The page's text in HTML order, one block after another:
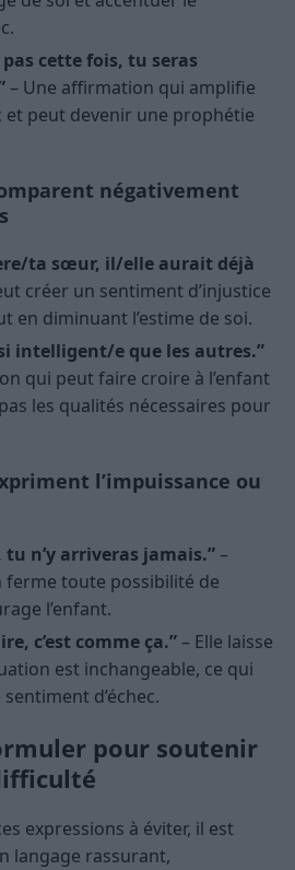
cette fois, tu seras
– Une affirmation qui amplifie
et peut devenir une prophétie
négativement
ta sœur, il/elle aurait déjà
créer un sentiment d’injustice
en diminuant l’estime de soi.
intelligent/e que les autres.”
qui peut faire croire à l’enfant
les qualités nécessaires pour
l’impuissance ou
n’y arriveras jamais.” –
ferme toute possibilité de
l’enfant.
c’est comme ça.” – Elle laisse
est inchangeable, ce qui
d’échec.
pour soutenir
expressions à éviter, il est
langage rassurant,